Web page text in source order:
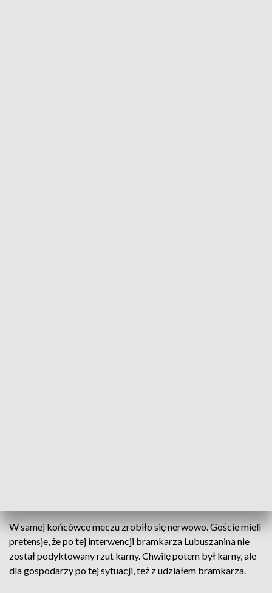
W samej końcówce meczu zrobiło się nerwowo. Goście mieli
pretensje, że po tej interwencji bramkarza Lubuszanina nie
został podyktowany rzut karny. Chwilę potem był karny, ale
dla gospodarzy po tej sytuacji, też z udziałem bramkarza.